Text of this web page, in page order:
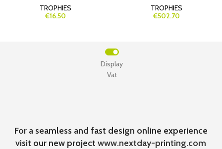
TROPHIES
€16.50
TROPHIES
€502.70
Vat
Display
For a seamless and fast design online experience
visit our new projectwww.nextday-printing.com